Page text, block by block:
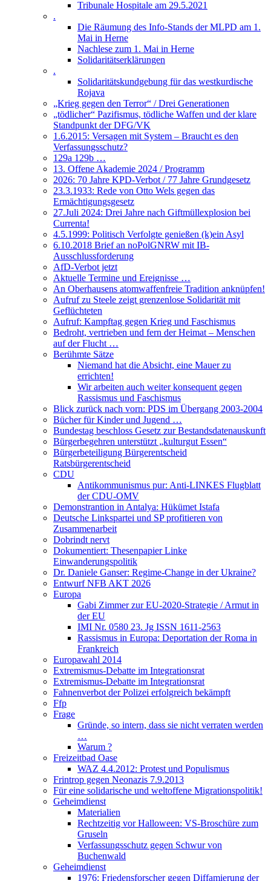
Tribunale Hospitale am 29.5.2021
.
Die Räumung des Info-Stands der MLPD am 1.
Mai in Herne
Nachlese zum 1. Mai in Herne
Solidaritätserklärungen
.
Solidaritätskundgebung für das westkurdische
Rojava
„Krieg gegen den Terror“ / Drei Generationen
„tödlicher“ Pazifismus, tödliche Waffen und der klare
Standpunkt der DFG/VK
1.6.2015: Versagen mit System – Braucht es den
Verfassungsschutz?
129a 129b …
13. Offene Akademie 2024 / Programm
2026: 70 Jahre KPD-Verbot / 77 Jahre Grundgesetz
23.3.1933: Rede von Otto Wels gegen das
Ermächtigungsgesetz
27.Juli 2024: Drei Jahre nach Giftmüllexplosion bei
Currenta!
4.5.1999: Politisch Verfolgte genießen (k)ein Asyl
6.10.2018 Brief an noPolGNRW mit IB-
Ausschlussforderung
AfD-Verbot jetzt
Aktuelle Termine und Ereignisse …
An Oberhausens atomwaffenfreie Tradition anknüpfen!
Aufruf zu Steele zeigt grenzenlose Solidarität mit
Geflüchteten
Aufruf: Kampftag gegen Krieg und Faschismus
Bedroht, vertrieben und fern der Heimat – Menschen
auf der Flucht …
Berühmte Sätze
Niemand hat die Absicht, eine Mauer zu
errichten!
Wir arbeiten auch weiter konsequent gegen
Rassismus und Faschismus
Blick zurück nach vorn: PDS im Übergang 2003-2004
Bücher für Kinder und Jugend …
Bundestag beschloss Gesetz zur Bestandsdatenauskunft
Bürgerbegehren unterstützt „kulturgut Essen“
Bürgerbeteiligung Bürgerentscheid
Ratsbürgerentscheid
CDU
Antikommunismus pur: Anti-LINKES Flugblatt
der CDU-OMV
Demonstrantion in Antalya: Hükümet Istafa
Deutsche Linkspartei und SP profitieren von
Zusammenarbeit
Dobrindt nervt
Dokumentiert: Thesenpapier Linke
Einwanderungspolitik
Dr. Daniele Ganser: Regime-Change in der Ukraine?
Entwurf NFB AKT 2026
Europa
Gabi Zimmer zur EU-2020-Strategie / Armut in
der EU
IMI Nr. 0580 23. Jg ISSN 1611-2563
Rassismus in Europa: Deportation der Roma in
Frankreich
Europawahl 2014
Extremismus-Debatte im Integrationsrat
Extremismus-Debatte im Integrationsrat
Fahnenverbot der Polizei erfolgreich bekämpft
Ffp
Frage
Gründe, so intern, dass sie nicht verraten werden
…
Warum ?
Freizeitbad Oase
WAZ 4.4.2012: Protest und Populismus
Frintrop gegen Neonazis 7.9.2013
Für eine solidarische und weltoffene Migrationspolitik!
Geheimdienst
Materialien
Rechtzeitig vor Halloween: VS-Broschüre zum
Gruseln
Verfassungsschutz gegen Schwur von
Buchenwald
Geheimdienst
1976: Friedensforscher gegen Diffamierung der